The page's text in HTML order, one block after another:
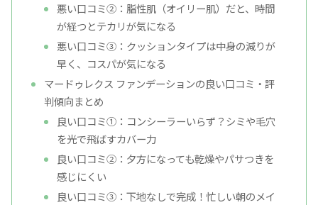
悪い口コミ②：脂性肌（オイリー肌）だと、時間
が経つとテカリが気になる
悪い口コミ③：クッションタイプは中身の減りが
早く、コスパが気になる
マードゥレクス ファンデーションの良い口コミ・評
判傾向まとめ
良い口コミ①：コンシーラーいらず？シミや毛穴
を光で飛ばすカバー力
良い口コミ②：夕方になっても乾燥やパサつきを
感じにくい
良い口コミ③：下地なしで完成！忙しい朝のメイ